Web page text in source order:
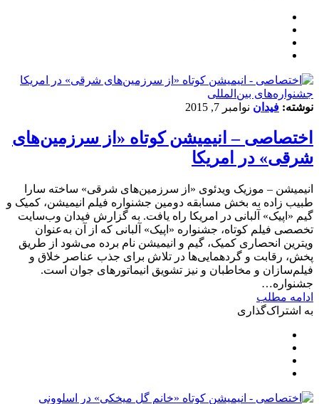
‌‌جشنواره‌های بین‌المللی
نوشته: فیدان نوامبر 7, 2015
اختصاصی – انیمیشن کوتاه «از سرزمین‌های
شرقی» در امریکا
انیمیشن – موزیک ویدئوی «از سرزمین‌های شرقی» ساخته سارا
طبیب زاده به بخش مسابقه دومین جشنواره فیلم انیمیشن، کمیک و
گیم «اپیک» آلبانی در امریکا راه یافت. به گزارش فیدان وب‌سایت
تخصصی فیلم کوتاه، جشنواره «اپیک» آلبانی که از آن به‌عنوان
ویترین انحصاری کمیک، گیم و انیمیشن نام برده می‌شود از طریق
پخش، رقابت و گردهمایی‌ها در تلاش برای جذب عناصر خلاق و
فیلم‌سازان و مخاطبان و نیز تشویق انیماتورهای جوان است.
جشنواره…
ادامه مطلب
به اشتراک‌گذاری